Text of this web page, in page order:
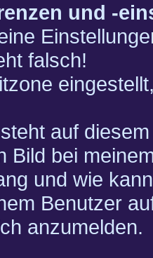
und -
falsch!
auf
Bild bei
und wie
Benutzer
anzumelden.